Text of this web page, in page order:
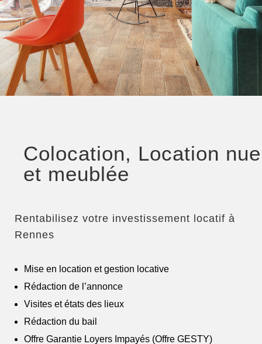
Colocation, Location nue
et meublée
Rentabilisez votre investissement locatif à
Rennes
Mise en location et gestion locative
Rédaction de l’annonce
Visites et états des lieux
Rédaction du bail
Offre Garantie Loyers Impayés (Offre GESTY)